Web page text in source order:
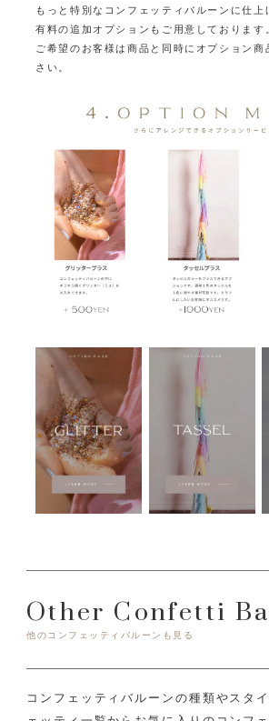
もっと特別なコンフェッティバルーンに仕上
有料の追加オプションもご用意しております
ご希望のお客様は商品と同時にオプション商
さい。
Other Confetti
他のコンフェッティバルーンも見る
コンフェッティバルーンの種類やスタ